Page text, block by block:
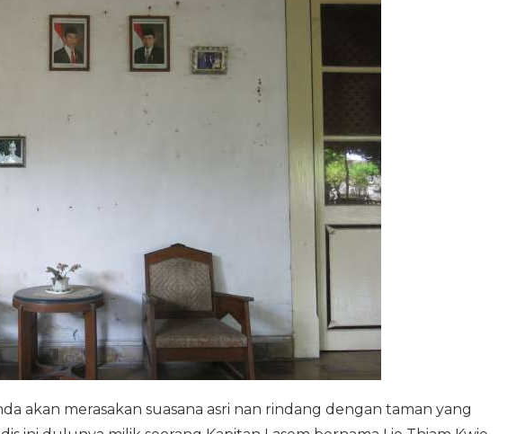
akan merasakan suasana asri nan rindang dengan taman yang